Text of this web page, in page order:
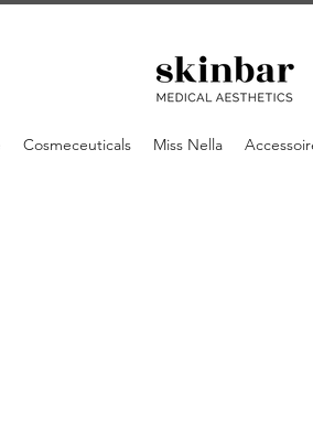
Cosmeceuticals Miss Nella